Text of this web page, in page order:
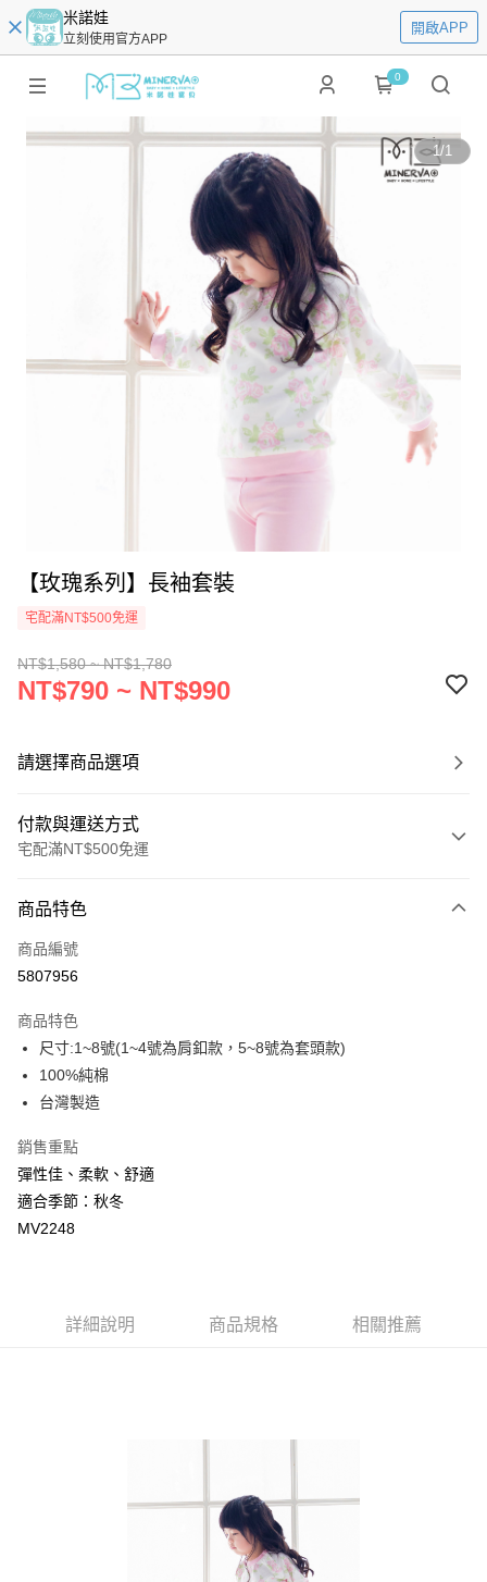
米諾娃
立刻使用官方APP
開啟APP
0
1/1
【玫瑰系列】長袖套裝
宅配滿NT$500免運
NT$1,580 ~ NT$1,780
NT$790 ~ NT$990
請選擇商品選項
付款與運送方式
宅配滿NT$500免運
信用卡一次付款
Apple Pay
ATM付款
運送方式
臺灣離島-金、馬、澎
每筆NT$100，滿NT$1,000(含以上)免運費
商品特色
商品編號
5807956
商品特色
尺寸:1~8號(1~4號為肩釦款，5~8號為套頭款)
100%純棉
台灣製造
銷售重點
彈性佳、柔軟、舒適
適合季節：秋冬
MV2248
詳細說明 商品規格 相關推薦